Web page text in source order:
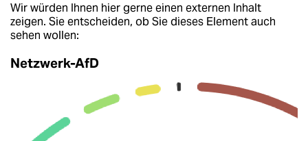
Wir würden Ihnen hier gerne einen externen Inhalt
zeigen. Sie entscheiden, ob Sie dieses Element auch
sehen wollen:
Netzwerk-AfD